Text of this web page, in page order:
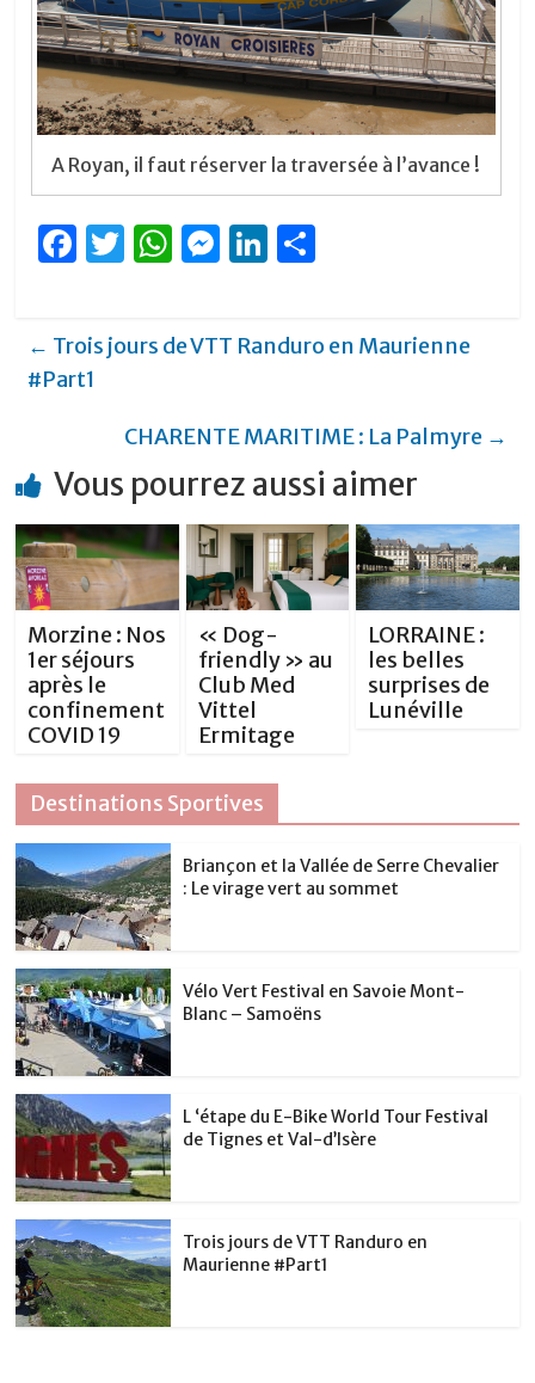
A Royan, il faut réserver la traversée à l’avance !
F
e
b
o
k
T
te
W
s
p
p
M
e
g
er
Li
e
n
g
← Trois jours de VTT Randuro en Maurienne
#Part1
CHARENTE MARITIME : La Palmyre →
Vous pourrez aussi aimer
Morzine : Nos
1er séjours
après le
confinement
COVID 19
« Dog-
friendly » au
Club Med
Vittel
Ermitage
LORRAINE :
les belles
surprises de
Lunéville
Destinations Sportives
Briançon et la Vallée de Serre Chevalier
: Le virage vert au sommet
Vélo Vert Festival en Savoie Mont-
Blanc – Samoëns
L ‘étape du E-Bike World Tour Festival
de Tignes et Val-d’Isère
Trois jours de VTT Randuro en
Maurienne #Part1